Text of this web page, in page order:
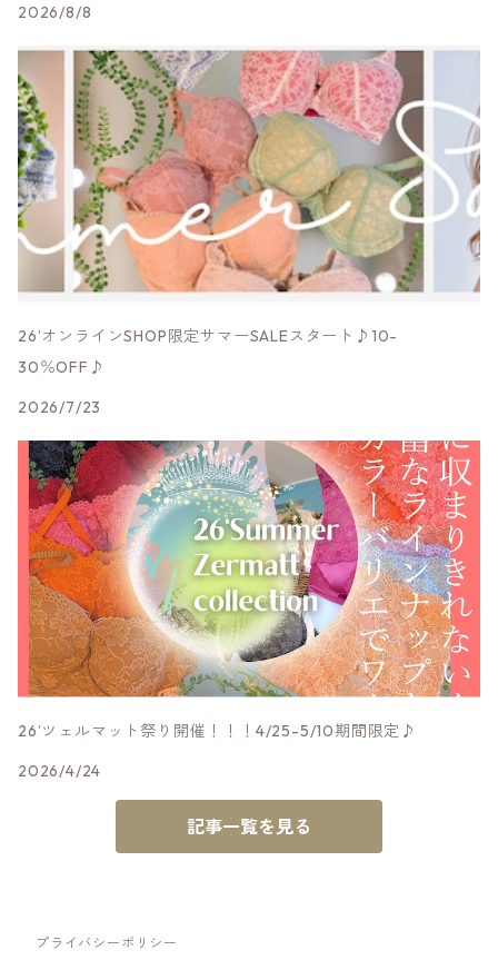
その他ランジェリー
限定★赤ランジェリー
肩ヒモ幅細
Lサイズ
LLサイズ
Lサイズ
Mサイズ
Lサイズ
LLサイズ
2026/8/8
26’オンラインSHOP限定サマーSALEスタート♪10-
30％OFF♪
2026/7/23
26’ツェルマット祭り開催！！！4/25-5/10期間限定♪
2026/4/24
記事一覧を見る
プライバシーポリシー